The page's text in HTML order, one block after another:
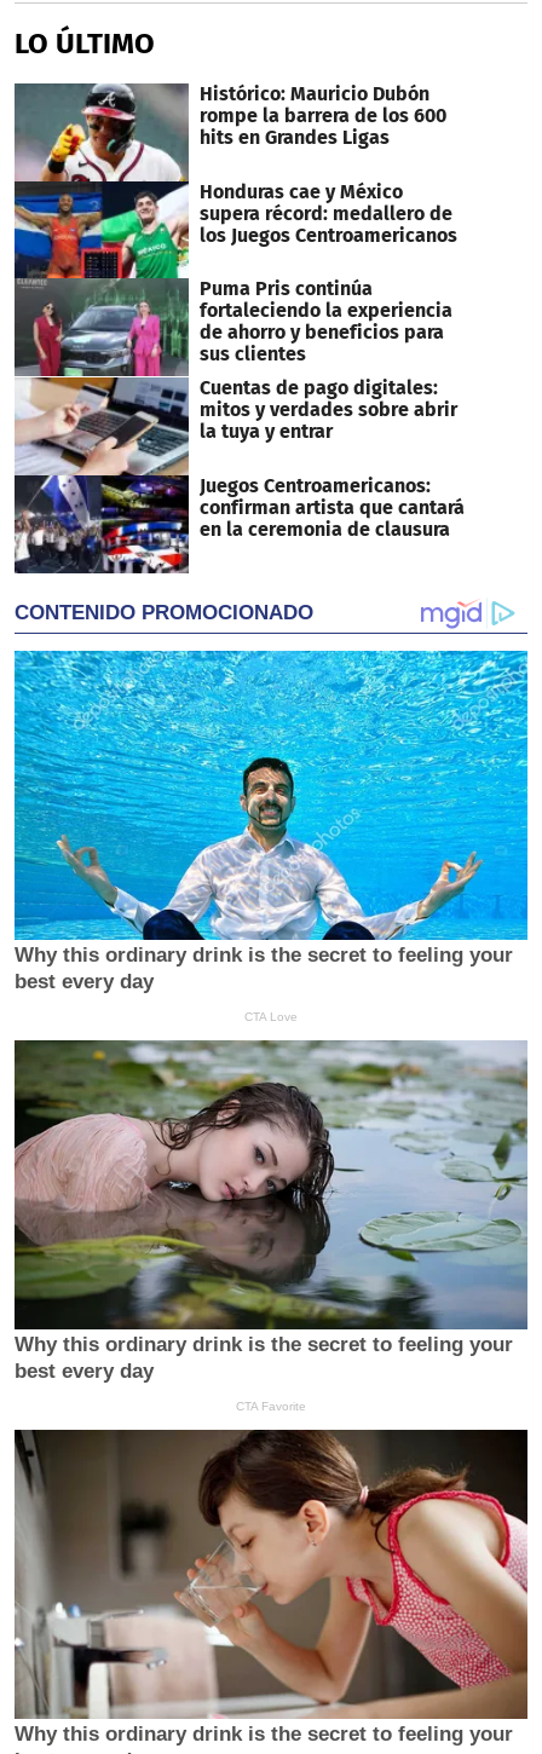
LO ÚLTIMO
Histórico: Mauricio Dubón
rompe la barrera de los 600
hits en Grandes Ligas
Honduras cae y México
supera récord: medallero de
los Juegos Centroamericanos
Puma Pris continúa
fortaleciendo la experiencia
de ahorro y beneficios para
sus clientes
Cuentas de pago digitales:
mitos y verdades sobre abrir
la tuya y entrar
Juegos Centroamericanos:
confirman artista que cantará
en la ceremonia de clausura